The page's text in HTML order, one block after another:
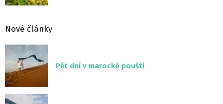
Nové články
Pět dní v marocké poušti